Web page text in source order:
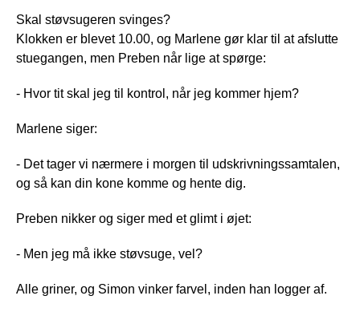
Skal støvsugeren svinges?
Klokken er blevet 10.00, og Marlene gør klar til at afslutte
stuegangen, men Preben når lige at spørge:
- Hvor tit skal jeg til kontrol, når jeg kommer hjem?
Marlene siger:
- Det tager vi nærmere i morgen til udskrivningssamtalen,
og så kan din kone komme og hente dig.
Preben nikker og siger med et glimt i øjet:
- Men jeg må ikke støvsuge, vel?
Alle griner, og Simon vinker farvel, inden han logger af.